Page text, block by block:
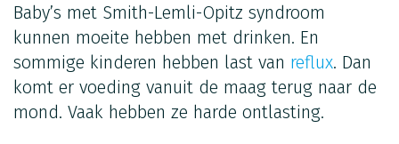
Baby’s met Smith-Lemli-Opitz syndroom
kunnen moeite hebben met drinken. En
sommige kinderen hebben last van reflux. Dan
komt er voeding vanuit de maag terug naar de
mond. Vaak hebben ze harde ontlasting.